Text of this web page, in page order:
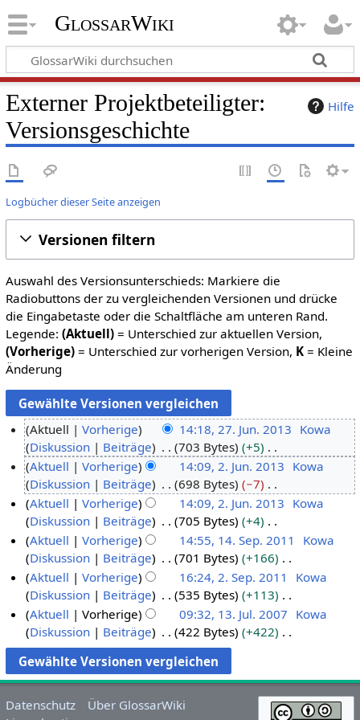
GlossarWiki
Hilfe
Externer Projektbeteiligter:
Versionsgeschichte
Logbücher dieser Seite anzeigen
Versionen filtern
Auswahl des Versionsunterschieds: Markiere die
Radiobuttons der zu vergleichenden Versionen und drücke
die Eingabetaste oder die Schaltfläche am unteren Rand.
Legende: (Aktuell)= Unterschied zur aktuellen Version,
(Vorherige)= Unterschied zur vorherigen Version, K= Kleine
Änderung
7
J
n
2
1
Aktuell Vorherige 14:18, 27. Jun. 2013 Kowa
Diskussion
Beiträge 703 Bytes
+5
K
e
i
n
e
B
e
a
r
b
e
i
t
n
u
0
3
Aktuell Vorherige 14:09, 2. Jun. 2013 Kowa
Diskussion
Beiträge 698 Bytes
−7
K
e
i
n
e
B
e
a
r
b
e
t
Aktuell Vorherige 14:09, 2. Jun. 2013 Kowa
Diskussion
Beiträge 705 Bytes
+4
K
e
i
n
e
B
e
a
r
e
4
S
p
t
e
m
Aktuell Vorherige 14:55, 14. Sep. 2011
Kowa
Diskussion
Beiträge 701 Bytes
+166
K
e
i
n
e
B
e
e
p
t
e
Aktuell Vorherige 16:24, 2. Sep. 2011
Kowa
Diskussion
Beiträge 535 Bytes
+113
K
e
i
n
e
B
3
.
J
u
Aktuell Vorherige 09:32, 13. Jul. 2007 Kowa
Diskussion
Beiträge 422 Bytes
+422
K
e
i
n
Datenschutz
Über GlossarWiki